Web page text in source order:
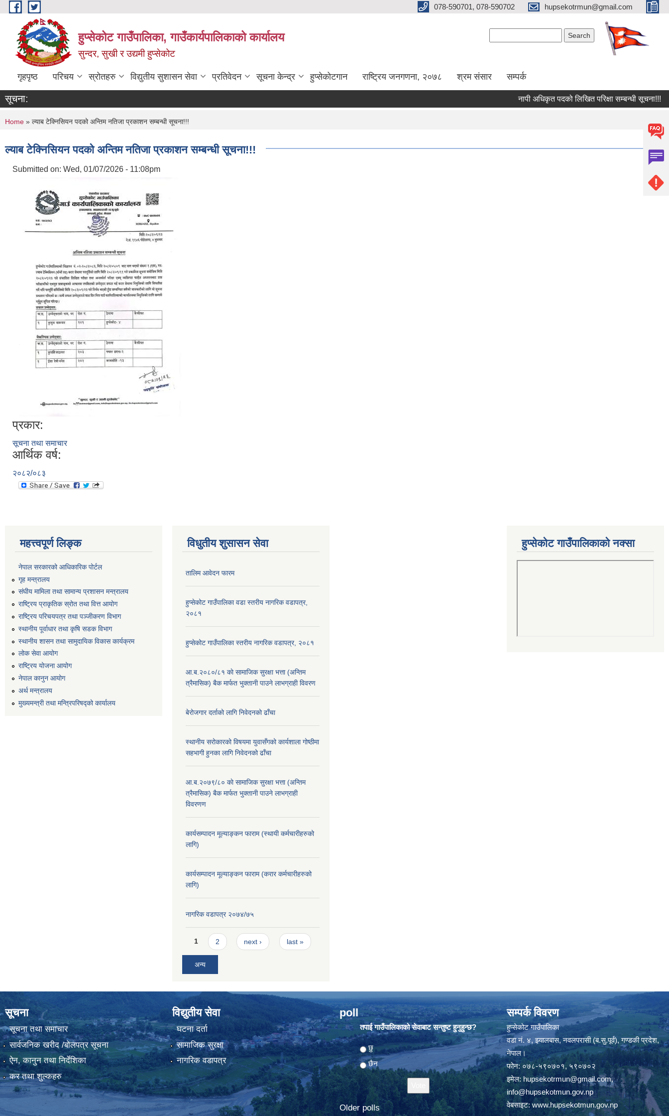
Skip to main content 078-590701, 078-590702 hupsekotrmun@gmail.com
हुप्सेकोट गाउँपालिका, गाउँकार्यपालिकाको कार्यालय
सुन्दर, सुखी र उद्यमी हुप्सेकोट
गृहपृष्ठ परिचय स्रोतहरु विद्युतीय सुशासन सेवा प्रतिवेदन सूचना केन्द्र हुप्सेकोटगान राष्ट्रिय जनगणना, २०७८ श्रम संसार सम्पर्क
सूचना: नापी अधिकृत पदको लिखित परिक्षा सम्बन्धी सूचना!!!
You are here
Home » ल्याब टेक्निसियन पदको अन्तिम नतिजा प्रकाशन सम्बन्धी सूचना!!!
ल्याब टेक्निसियन पदको अन्तिम नतिजा प्रकाशन सम्बन्धी सूचना!!!
Submitted on: Wed, 01/07/2026 - 11:08pm
प्रकार:
सूचना तथा समाचार
आर्थिक वर्ष:
२०८२/०८३
महत्त्वपूर्ण लिङ्क
नेपाल सरकारको आधिकारिक पोर्टल
गृह मन्त्रालय
संघीय मामिला तथा सामान्य प्रशासन मन्त्रालय
राष्ट्रिय प्राकृतिक स्रोत तथा वित्त आयोग
राष्ट्रिय परिचयपत्र तथा पञ्जीकरण विभाग
स्थानीय पूर्वाधार तथा कृषि सडक विभाग
स्थानीय शासन तथा सामुदायिक विकास कार्यक्रम
लोक सेवा आयोग
राष्ट्रिय योजना आयोग
नेपाल कानुन आयोग
अर्थ मन्त्रालय
मुख्यमन्त्री तथा मन्त्रिपरिषद्को कार्यालय
विधुतीय शुसासन सेवा
तालिम आवेदन फारम
हुप्सेकोट गाउँपालिका वडा स्तरीय नागरिक वडापत्र,
२०८१
हुप्सेकोट गाउँपालिका स्तरीय नागरिक वडापत्र, २०८१
आ.ब.२०८०/८१ काे सामाजिक सुरक्षा भत्ता (अन्तिम
त्रैमासिक) बैक मार्फत भुक्तानी पाउने लाभग्राही विवरण
बेरोजगार दर्ताको लागि निवेदनको ढाँचा
स्थानीय सरोकारको विषयमा युवासँगको कार्यशाला गोष्ठीमा
सहभागी हुनका लागि निवेदनको ढाँचा
आ.ब.२०७९/८० काे सामाजिक सुरक्षा भत्ता (अन्तिम
त्रैमासिक) बैक मार्फत भुक्तानी पाउने लाभग्राही
विवरणण
कार्यसम्पादन मूल्याङ्कन फाराम (स्थायी कर्मचारीहरुको
लागि)
कार्यसम्पादन मूल्याङ्कन फाराम (करार कर्मचारीहरुको
लागि)
नागरिक वडापत्र २०७४/७५
Pages
1 2 next › last »
अन्य
हुप्सेकोट गाउँपालिकाको नक्सा
सूचना
सूचना तथा समाचार
सार्वजनिक खरीद /बोलपत्र सूचना
ऐन, कानुन तथा निर्देशिका
कर तथा शुल्कहरु
विद्युतीय सेवा
घटना दर्ता
सामाजिक सुरक्षा
नागरिक वडापत्र
poll
तपाई गाउँपालिकाको सेवाबाट सन्तुष्ट हुनुहुन्छ?
Choices
छु
छैन
Older polls
सम्पर्क विवरण
हुप्सेकोट गाउँपालिका
वडा नं. ४, झ्यालबास, नवलपरासी (ब.सु.पूर्व), गण्डकी प्रदेश,
नेपाल।
फोन: ०७८-५९०७०१, ५९०७०२
इमेल: hupsekotrmun@gmail.com,
info@hupsekotmun.gov.np
वेबसाइट:www.hupsekotmun.gov.np